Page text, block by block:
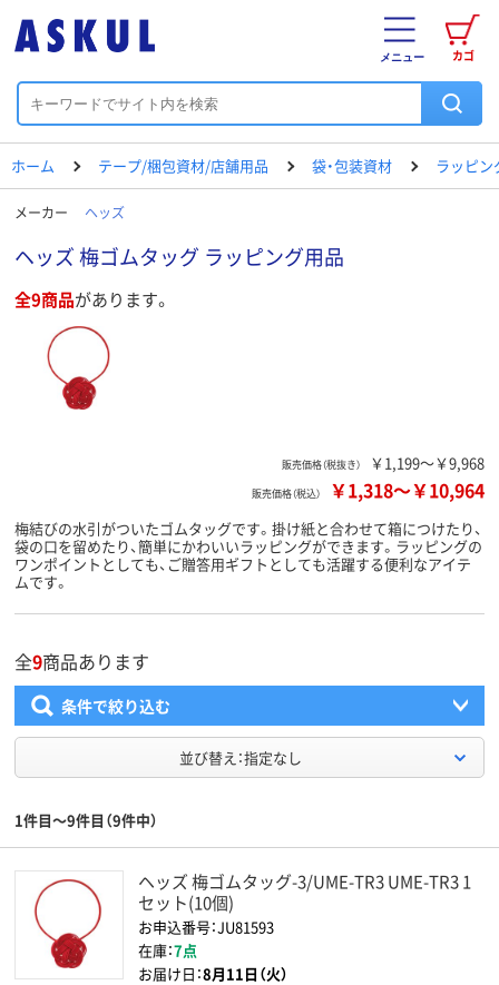
カゴ
メニュー
ホーム テープ/梱包資材/店舗用品 袋・包装資材 ラッピン
メーカー ヘッズ
ヘッズ 梅ゴムタッグ ラッピング用品
全9商品があります。
販売価格（税抜き） ￥1,199～￥9,968
販売価格（税込） ￥1,318～￥10,964
梅結びの水引がついたゴムタッグです。掛け紙と合わせて箱につけたり、
袋の口を留めたり、簡単にかわいいラッピングができます。ラッピングの
ワンポイントとしても、ご贈答用ギフトとしても活躍する便利なアイテ
ムです。
全9商品あります
条件で絞り込む
並び替え：指定なし
1件目～9件目（9件中）
ヘッズ 梅ゴムタッグ-3/UME-TR3 UME-TR3 1
セット(10個)
お申込番号：JU81593
在庫：7点
お届け日：8月11日（火）